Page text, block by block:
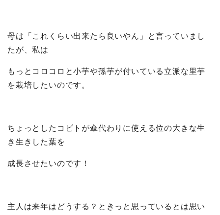
母は「これくらい出来たら良いやん」と言っていまし
たが、私は
もっとコロコロと小芋や孫芋が付いている立派な里芋
を栽培したいのです。
ちょっとしたコビトが傘代わりに使える位の大きな生
き生きした葉を
成長させたいのです！
主人は来年はどうする？ときっと思っているとは思い